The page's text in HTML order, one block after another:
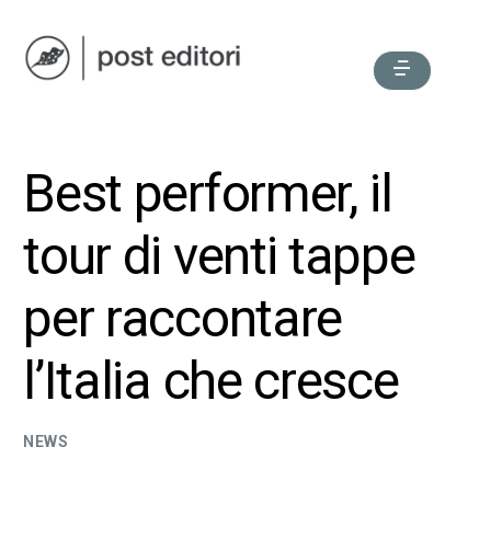
Best performer, il
tour di venti tappe
per raccontare
l’Italia che cresce
NEWS